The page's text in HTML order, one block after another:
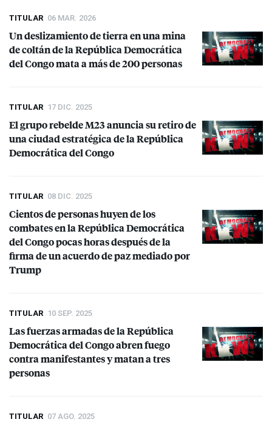
TITULAR 06 MAR. 2026
Un deslizamiento de tierra en una mina
de coltán de la República Democrática
del Congo mata a más de 200 personas
TITULAR 17 DIC. 2025
El grupo rebelde M23 anuncia su retiro de
una ciudad estratégica de la República
Democrática del Congo
TITULAR 08 DIC. 2025
Cientos de personas huyen de los
combates en la República Democrática
del Congo pocas horas después de la
firma de un acuerdo de paz mediado por
Trump
TITULAR 10 SEP. 2025
Las fuerzas armadas de la República
Democrática del Congo abren fuego
contra manifestantes y matan a tres
personas
TITULAR 07 AGO. 2025